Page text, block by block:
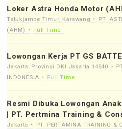
Loker Astra Honda Motor
Telukjambe Timur, Karawang
PT.
(AHM)
Full Time
Lowongan Kerja PT GS
Jakarta, Provinsi DKI Jakarta 14540
INDONESIA
Full Time
Resmi Dibuka Lowongan
| PT. Pertmina Training &
Jakarta PT. PERTAMINA TRAINING &